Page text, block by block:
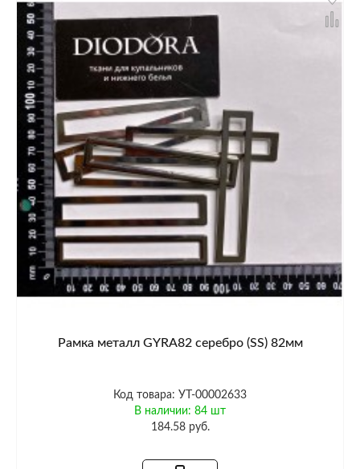
Рамка металл GYRA82 серебро (SS) 82мм
Код товара: УТ-00002633
В наличии: 84 шт
184.58 руб.